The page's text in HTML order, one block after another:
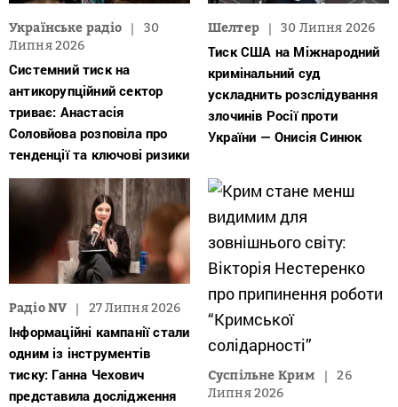
Українське радіо
30
Липня 2026
Системний тиск на
антикорупційний сектор
триває: Анастасія
Соловйова розповіла про
тенденції та ключові ризики
Шелтер 30 Липня 2026
Тиск США на Міжнародний
кримінальний суд
ускладнить розслідування
злочинів Росії проти
України — Онисія Синюк
Радіо NV 27 Липня 2026
Інформаційні кампанії стали
одним із інструментів
тиску: Ганна Чехович
представила дослідження
Суспільне Крим
26
Липня 2026